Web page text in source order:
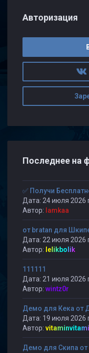
Авторизация
Последнее на
✅ Получи
Дата: 24 июля 2026
Автор: lamkaa
от bratan для
Дата: 22 июля 2026
Автор: lelikbolik
111111
Дата: 21 июля 2026
Автор: wintz0r
Демо для Кека от
Дата: 19 июля 2026
Автор:
Демо для Скипа